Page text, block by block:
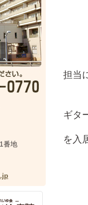
番地
担当
ギタ
を入